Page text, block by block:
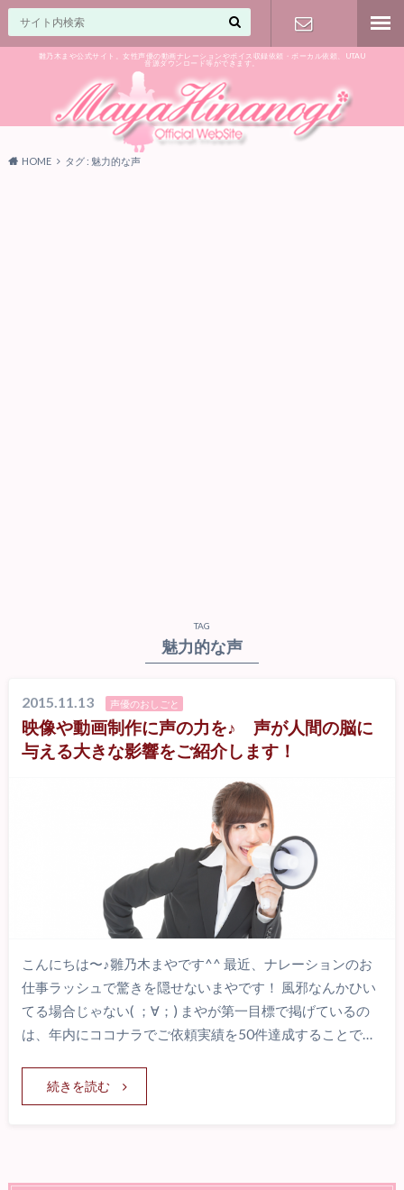
雛乃木まや公式サイト。女性声優の動画ナレーションやボイス収録依頼・ボーカル依頼、UTAU
音源ダウンロード等ができます。
気軽に♪
HOME タグ : 魅力的な声
TAG
魅力的な声
2015.11.13 声優のおしごと
映像や動画制作に声の力を♪ 声が人間の脳に
与える大きな影響をご紹介します！
こんにちは〜♪雛乃木まやです^^ 最近、ナレーションのお
仕事ラッシュで驚きを隠せないまやです！ 風邪なんかひい
てる場合じゃない( ；∀；) まやが第一目標で掲げているの
は、年内にココナラでご依頼実績を50件達成することで…
続きを読む